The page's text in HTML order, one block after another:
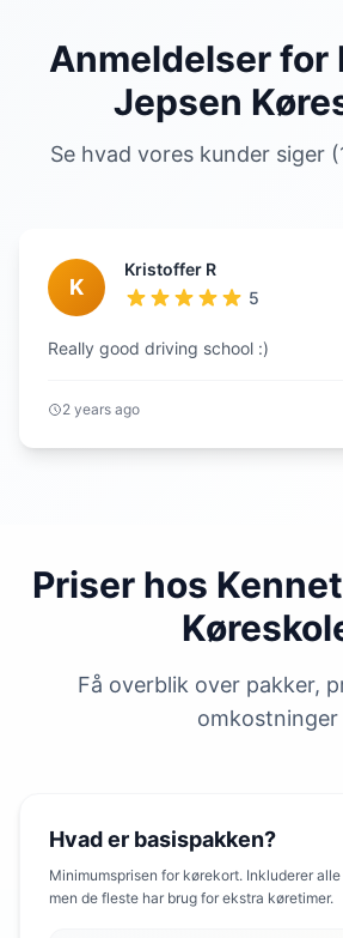
Anmeldelser for
Jepsen
Se hvad vores kunder siger
K
Kristoffer R
5
Really good driving school :)
2 years ago
Priser hos
Få overblik over pakker,
omkostninger
Hvad er basispakken?
Minimumsprisen for kørekort. Inkluderer
men de fleste har brug for ekstra køretimer.